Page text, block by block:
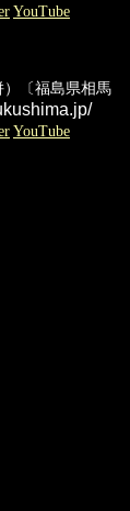
YouTube
）〔福島県相馬
YouTube